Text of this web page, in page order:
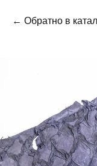
← Обратно в